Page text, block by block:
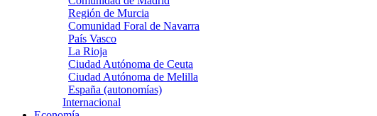
Región de Murcia
Comunidad Foral de Navarra
País Vasco
La Rioja
Ciudad Autónoma de Ceuta
Ciudad Autónoma de Melilla
España (autonomías)
Internacional